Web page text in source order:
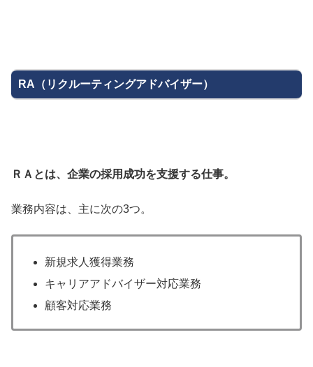
RA（リクルーティングアドバイザー）
ＲＡとは、企業の採用成功を支援する仕事。
業務内容は、主に次の3つ。
新規求人獲得業務
キャリアアドバイザー対応業務
顧客対応業務